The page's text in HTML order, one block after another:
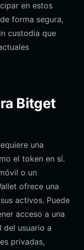
en estos
forma segura,
custodia que
Bitget
una
el token en sí.
o un
ofrece una
activos. Puede
acceso a una
usuario a
privadas,